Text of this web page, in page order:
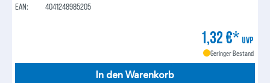
EAN:
4041248985205
1,32 €* UVP
Geringer Bestand
In den Warenkorb